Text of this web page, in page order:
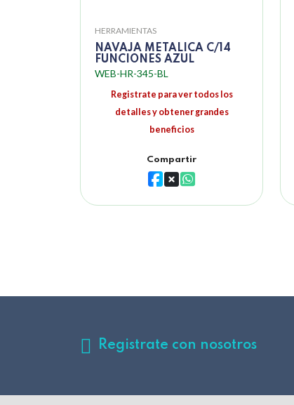
HERRAMIENTAS
NAVAJA METALICA C/14
FUNCIONES AZUL
WEB-HR-345-BL
Registrate para ver todos los
detalles y obtener grandes
beneficios
Compartir
Registrate con nosotros